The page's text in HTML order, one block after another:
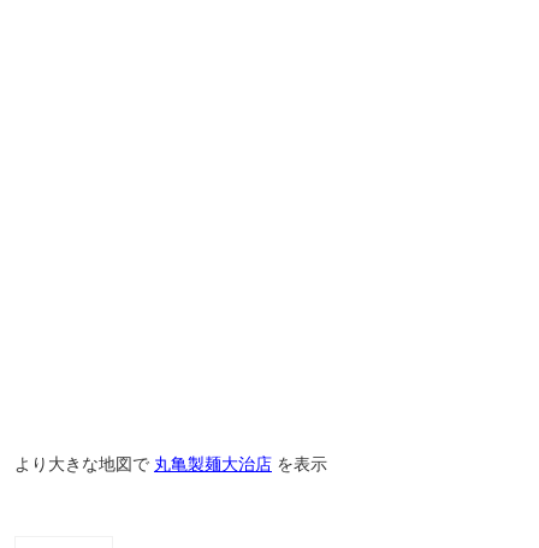
より大きな地図で 丸亀製麺大治店 を表示